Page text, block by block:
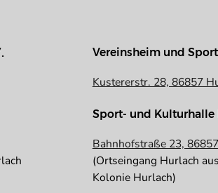
Vereinsheim und
Kustererstr. 28, 86857
Sport- und Kulturhalle
Bahnhofstraße 23,
(Ortseingang Hurlach
Kolonie Hurlach)